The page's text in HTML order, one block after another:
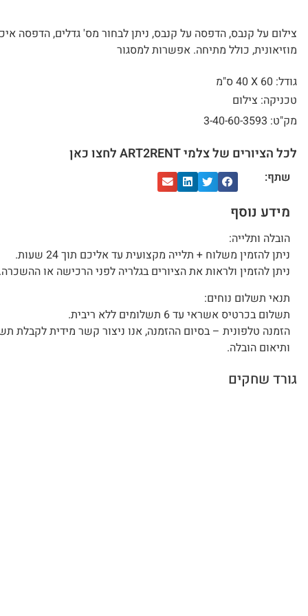
צילום על קנבס, הדפסה על קנבס, ניתן לבחור מס' גדלים, הדפסה
מוזיאונית, כולל מתיחה. אפשרות למסגור
גודל: 60 X
40 ס"מ
טכניקה: צילום
מק"ט: 3-40-60-3593
לכל הציורים של צלמי ART2RENT לחצו כאן
שתף:
מידע נוסף
הובלה ותלייה:
ניתן להזמין משלוח + תלייה מקצועית עד אליכם תוך 24 שעות.
ניתן להזמין ולראות את הציורים בגלריה לפני הרכישה או
תנאי תשלום נוחים:
תשלום בכרטיס אשראי עד 6 תשלומים ללא ריבית.
הזמנה טלפונית – בסיום ההזמנה, אנו ניצור קשר מידית לקבלת
ותיאום הובלה.
גורד שחקים